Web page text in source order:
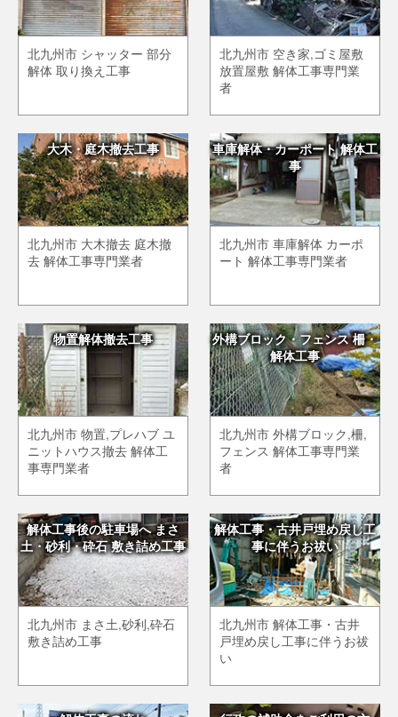
北九州市 シャッター 部分
解体 取り換え工事
北九州市 空き家,ゴミ屋敷
放置屋敷 解体工事専門業
者
大木・庭木撤去工事
北九州市 大木撤去 庭木撤
去 解体工事専門業者
車庫解体・カーポート 解体工
事
北九州市 車庫解体 カーポ
ート 解体工事専門業者
物置解体撤去工事
北九州市 物置,プレハブ ユ
ニットハウス撤去 解体工
事専門業者
外構ブロック・フェンス 柵・
解体工事
北九州市 外構ブロック,柵,
フェンス 解体工事専門業
者
解体工事後の駐車場へ まさ
土・砂利・砕石 敷き詰め工事
北九州市 まさ土,砂利,砕石
敷き詰め工事
解体工事・古井戸埋め戻し工
事に伴うお祓い
北九州市 解体工事・古井
戸埋め戻し工事に伴うお祓
い